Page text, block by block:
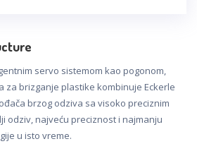
servo sistemom kao pogonom,
za brizganje plastike kombinuje Eckerle
brzog odziva sa visoko preciznim
odziv, najveću preciznost i najmanju
u isto vreme.